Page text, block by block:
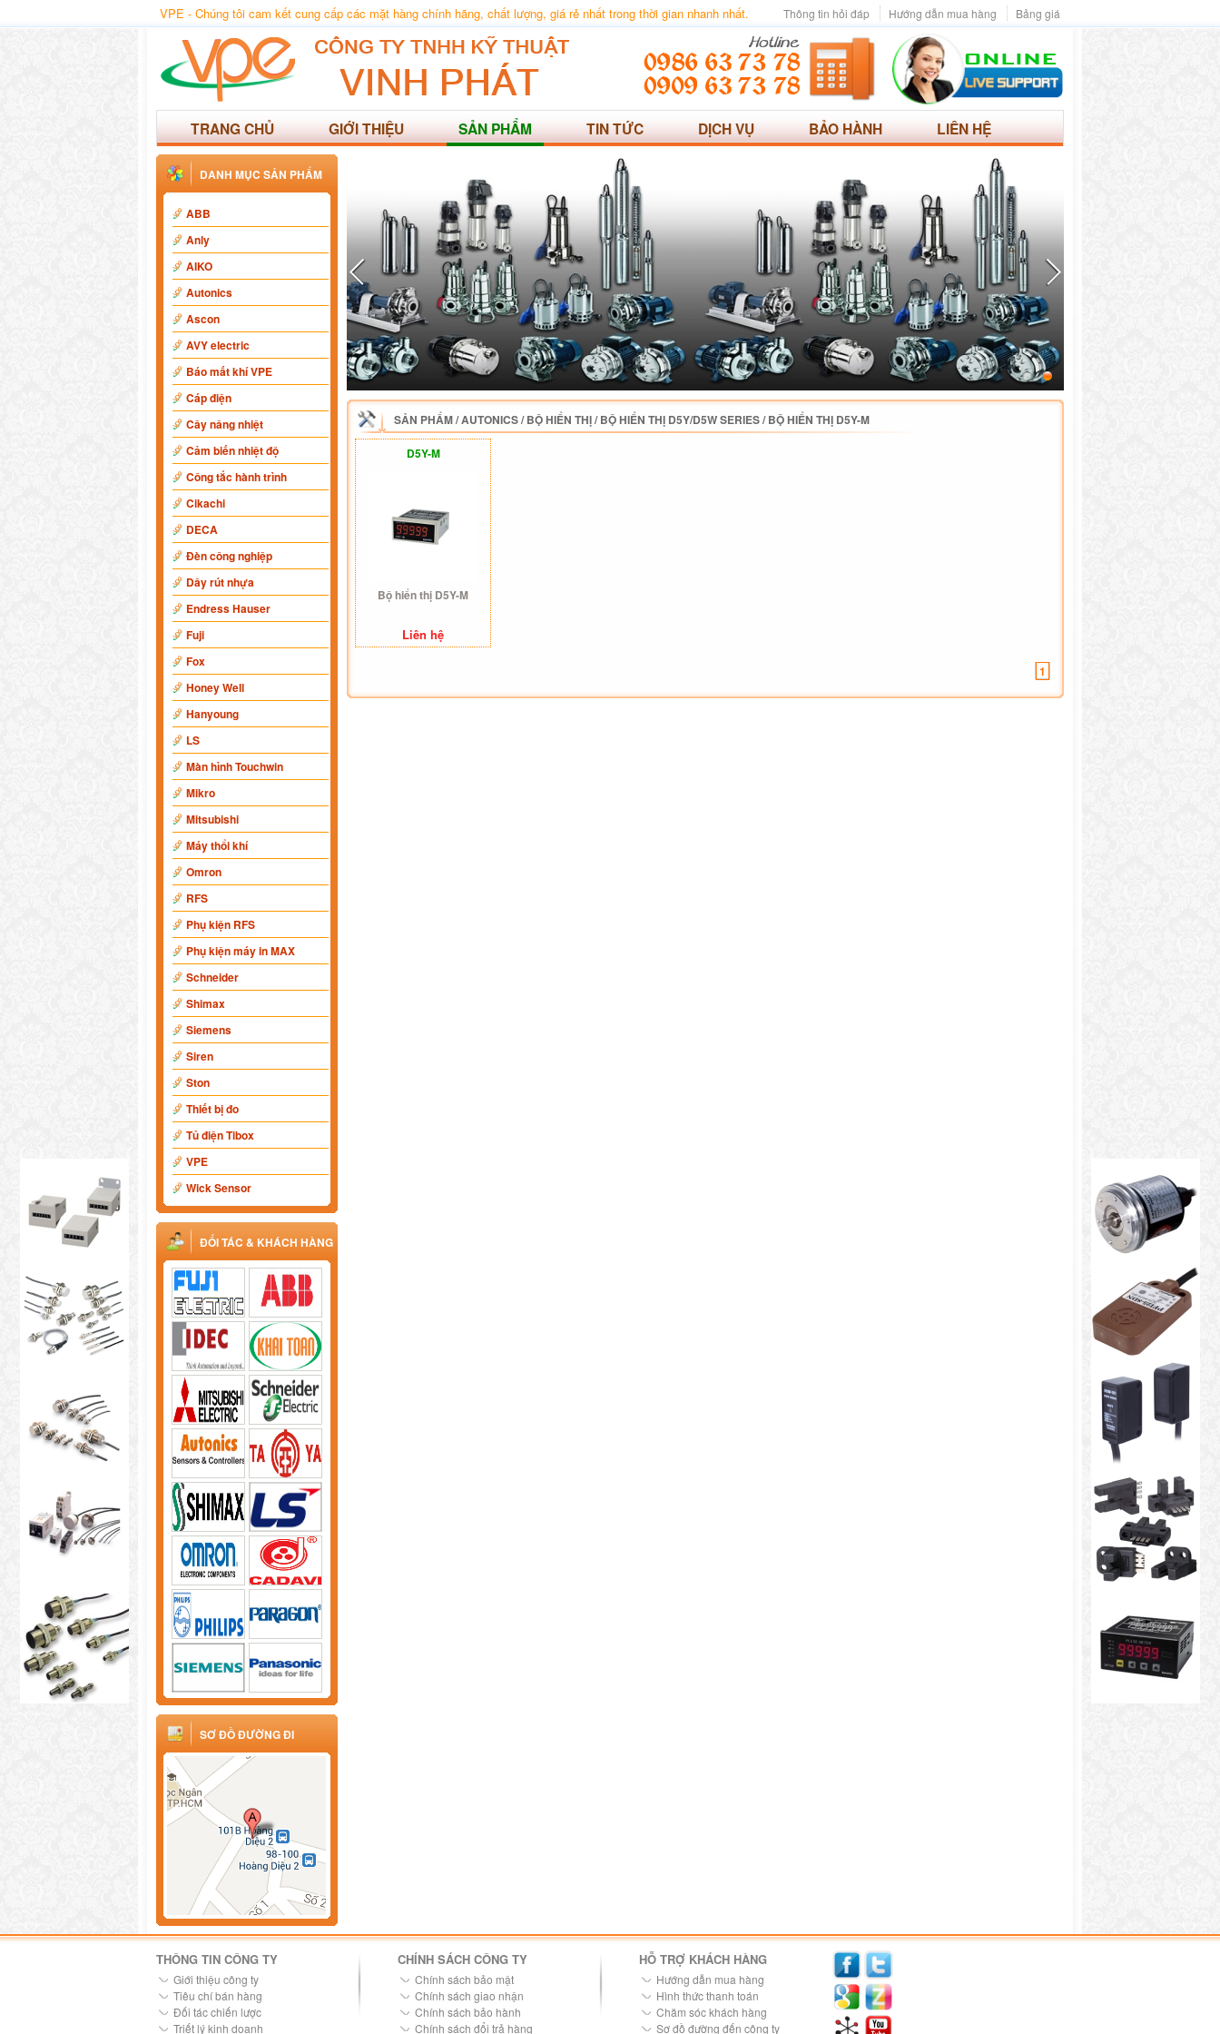
VPE - Chúng tôi cam kết cung cấp các mặt hàng chính hãng, chất lượng, giá rẻ nhất trong thời gian nhanh nhất. Bảng giá
Hướng dẫn mua hàng
Thông tin hỏi đáp
TRANG CHỦ GIỚI THIỆU SẢN PHẨM TIN TỨC DỊCH VỤ BẢO HÀNH LIÊN HỆ
DANH MỤC SẢN PHẨM
ABB
Anly
AIKO
Autonics
Ascon
AVY electric
Báo mất khí VPE
Cáp điện
Cây nâng nhiệt
Cảm biến nhiệt độ
Công tắc hành trình
Cikachi
DECA
Đèn công nghiệp
Dây rút nhựa
Endress Hauser
Fuji
Fox
Honey Well
Hanyoung
LS
Màn hình Touchwin
Mikro
Mitsubishi
Máy thổi khí
Omron
RFS
Phụ kiện RFS
Phụ kiện máy in MAX
Schneider
Shimax
Siemens
Siren
Ston
Thiết bị đo
Tủ điện Tibox
VPE
Wick Sensor
ĐỐI TÁC & KHÁCH HÀNG
SƠ ĐỒ ĐƯỜNG ĐI
SẢN PHẨM/AUTONICS/BỘ HIỂN THỊ/BỘ HIỂN THỊ D5Y/D5W SERIES/BỘ HIỂN THỊ D5Y-M
D5Y-M
Bộ hiển thị D5Y-M
Liên hệ
1
THÔNG TIN CÔNG TY
Giới thiệu công ty
Tiêu chí bán hàng
Đối tác chiến lược
Triết lý kinh doanh
CHÍNH SÁCH CÔNG TY
Chính sách bảo mật
Chính sách giao nhận
Chính sách bảo hành
Chính sách đổi trả hàng
HỖ TRỢ KHÁCH HÀNG
Hướng dẫn mua hàng
Hình thức thanh toán
Chăm sóc khách hàng
Sơ đồ đường đến công ty